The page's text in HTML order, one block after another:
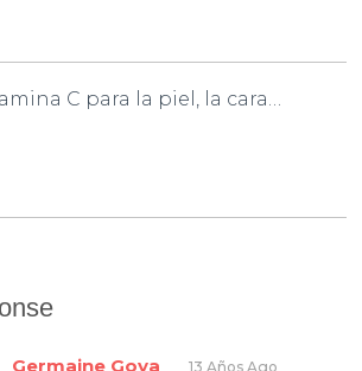
C para la piel, la cara…
Germaine Goya 13 Años Ago